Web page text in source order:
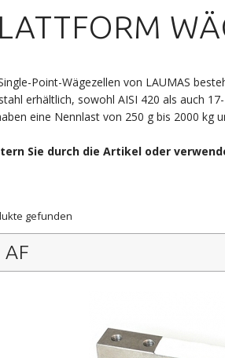
Point-Wägezellen von LAUMAS
erhältlich, sowohl AISI 420 als auch
eine Nennlast von 250 g bis 2000 kg
Sie durch die Artikel oder
gefunden
AF